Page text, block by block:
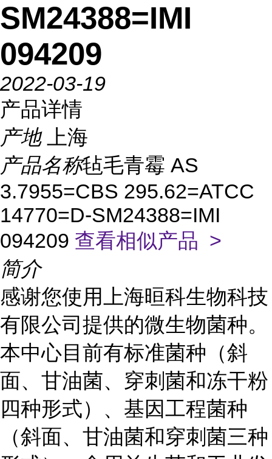
SM24388=IMI
094209
2022-03-19
产品详情
产地
上海
产品名称毡毛青霉 AS
3.7955=CBS 295.62=ATCC
14770=D-SM24388=IMI
094209 查看相似产品 >
简介
感谢您使用上海晅科生物科技
有限公司提供的微生物菌种。
本中心目前有标准菌种（斜
面、甘油菌、穿刺菌和冻干粉
四种形式）、基因工程菌种
（斜面、甘油菌和穿刺菌三种